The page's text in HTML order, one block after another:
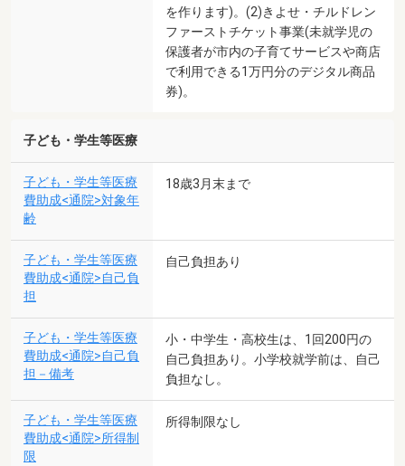
を作ります)。(2)きよせ・チルドレン
ファーストチケット事業(未就学児の
保護者が市内の子育てサービスや商店
で利用できる1万円分のデジタル商品
券)。
子ども・学生等医療
子ども・学生等医療
費助成<通院>対象年
齢
18歳3月末まで
子ども・学生等医療
費助成<通院>自己負
担
自己負担あり
子ども・学生等医療
費助成<通院>自己負
担－備考
小・中学生・高校生は、1回200円の
自己負担あり。小学校就学前は、自己
負担なし。
子ども・学生等医療
費助成<通院>所得制
限
所得制限なし